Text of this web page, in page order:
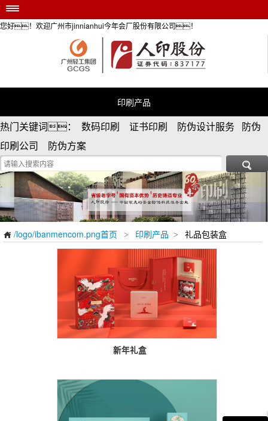
您好！欢迎广州市jinnianhui今年会厂股份有限公司！
印刷产品
/logo/ibanmencom.png首页
防伪资讯
关于/logo/ibanmencom.png
热门关键词： 数码印刷 证书印刷 防伪设计服务 防伪
印刷公司 防伪方案

 /logo/ibanmencom.png首页 > 印刷产品 > 礼品包装盒
新年礼盒